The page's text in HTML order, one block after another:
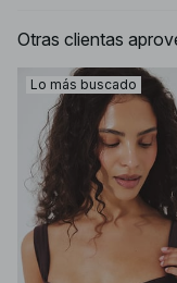
Otras clientas
Lo más buscado